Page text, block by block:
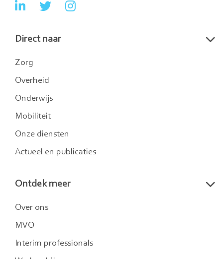
Ga
LinkedIn
Ga
Twitter
Ga
Direct naar
Zorg
Overheid
Onderwijs
Mobiliteit
Onze diensten
Actueel en publicaties
Ontdek meer
Over ons
MVO
Interim professionals